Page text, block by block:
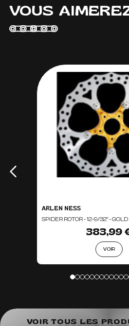
VOUS
ARLEN NESS
SPIDER ROTOR - 12-9/32" -
383,99
VOIR
VOIR TOUS LES